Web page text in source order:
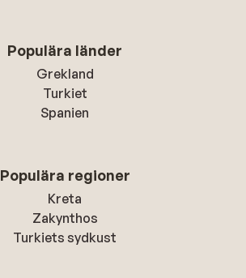
Populära länder
Grekland
Turkiet
Spanien
Populära regioner
Kreta
Zakynthos
Turkiets sydkust